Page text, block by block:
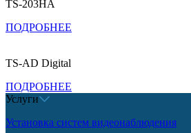
TS-203HA
ПОДРОБНЕЕ
TS-AD Digital
ПОДРОБНЕЕ
Услуги
Установка систем видеонаблюдения